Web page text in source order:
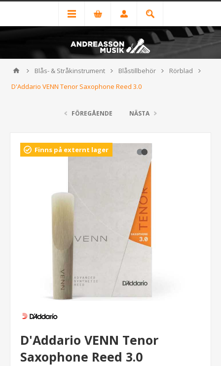
Blås- & Stråkinstrument Blåstillbehör
Rörblad
D'Addario VENN Tenor Saxophone Reed 3.0
FÖREGÅENDE NÄSTA
Finns på externt lager
D'Addario VENN Tenor
Saxophone Reed 3.0